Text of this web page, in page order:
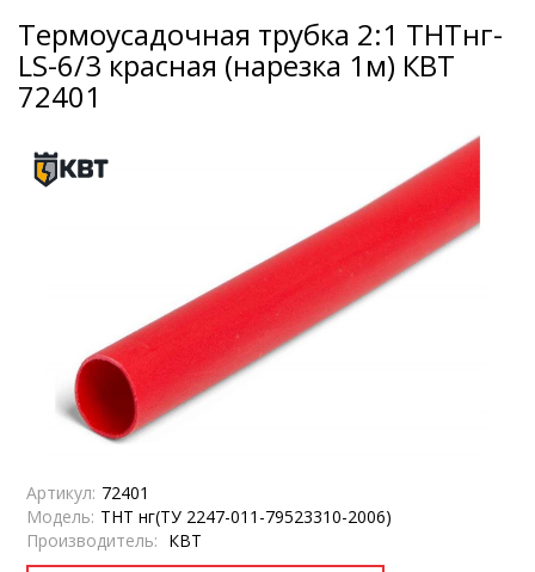
Термоусадочная трубка 2:1 ТНТнг-
LS-6/3 красная (нарезка 1м) КВТ
72401
Артикул: 72401
Модель: ТНТ нг(ТУ 2247-011-79523310-2006)
Производитель: КВТ